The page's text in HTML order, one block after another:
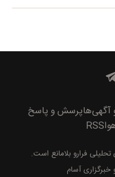
آگهی‌هاپرسش و پاسخ
RSS
فرارو بلامانع است.
آسام